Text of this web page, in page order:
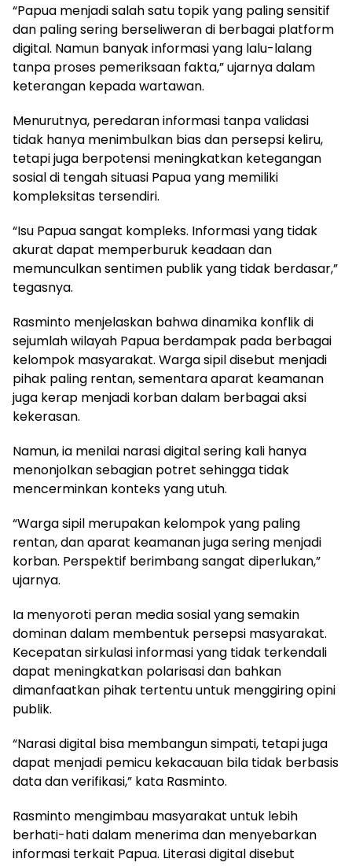
“Papua menjadi salah satu topik yang paling sensitif
dan paling sering berseliweran di berbagai platform
digital. Namun banyak informasi yang lalu-lalang
tanpa proses pemeriksaan fakta,” ujarnya dalam
keterangan kepada wartawan.
Menurutnya, peredaran informasi tanpa validasi
tidak hanya menimbulkan bias dan persepsi keliru,
tetapi juga berpotensi meningkatkan ketegangan
sosial di tengah situasi Papua yang memiliki
kompleksitas tersendiri.
“Isu Papua sangat kompleks. Informasi yang tidak
akurat dapat memperburuk keadaan dan
memunculkan sentimen publik yang tidak berdasar,”
tegasnya.
Rasminto menjelaskan bahwa dinamika konflik di
sejumlah wilayah Papua berdampak pada berbagai
kelompok masyarakat. Warga sipil disebut menjadi
pihak paling rentan, sementara aparat keamanan
juga kerap menjadi korban dalam berbagai aksi
kekerasan.
Namun, ia menilai narasi digital sering kali hanya
menonjolkan sebagian potret sehingga tidak
mencerminkan konteks yang utuh.
“Warga sipil merupakan kelompok yang paling
rentan, dan aparat keamanan juga sering menjadi
korban. Perspektif berimbang sangat diperlukan,”
ujarnya.
Ia menyoroti peran media sosial yang semakin
dominan dalam membentuk persepsi masyarakat.
Kecepatan sirkulasi informasi yang tidak terkendali
dapat meningkatkan polarisasi dan bahkan
dimanfaatkan pihak tertentu untuk menggiring opini
publik.
“Narasi digital bisa membangun simpati, tetapi juga
dapat menjadi pemicu kekacauan bila tidak berbasis
data dan verifikasi,” kata Rasminto.
Rasminto mengimbau masyarakat untuk lebih
berhati-hati dalam menerima dan menyebarkan
informasi terkait Papua. Literasi digital disebut